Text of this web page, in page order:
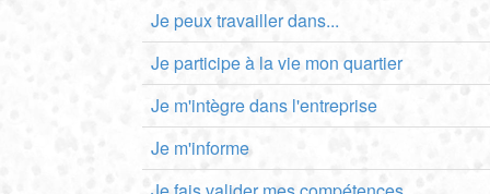
Je peux travailler dans...
Je participe à la vie mon quartier
Je m'intègre dans l'entreprise
Je m'informe